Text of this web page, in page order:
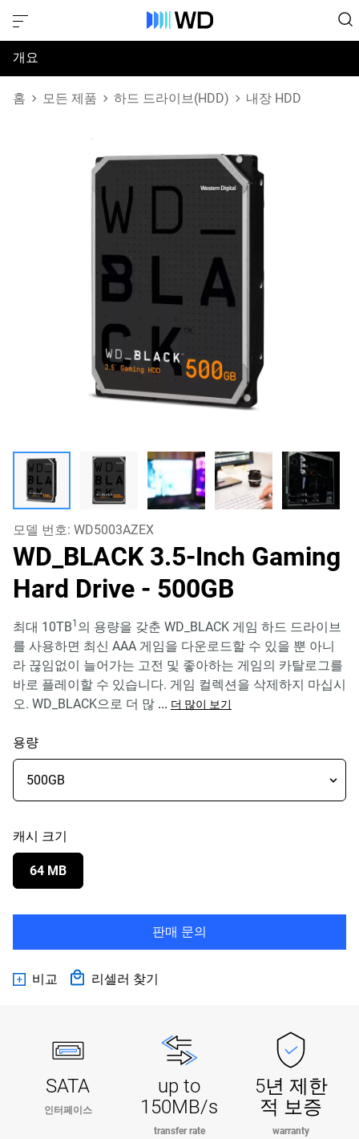
개요
사양
홈 모든 제품 하드 드라이브(HDD) 내장 HDD
모델 번호: WD5003AZEX
WD_BLACK 3.5-Inch Gaming
Hard Drive - 500GB
최대 10TB1 의 용량을 갖춘 WD_BLACK 게임 하드 드라이브
를 사용하면 최신 AAA 게임을 다운로드할 수 있을 뿐 아니
라 끊임없이 늘어가는 고전 및 좋아하는 게임의 카탈로그를
바로 플레이할 수 있습니다. 게임 컬렉션을 삭제하지 마십시
오. WD_BLACK으로 더 많 ... 더 많이 보기
용량
캐시 크기
64 MB
판매 문의
비교 리셀러 찾기
SATA
인터페이스
up to
150MB/s
transfer rate
5년 제한
적 보증
warranty